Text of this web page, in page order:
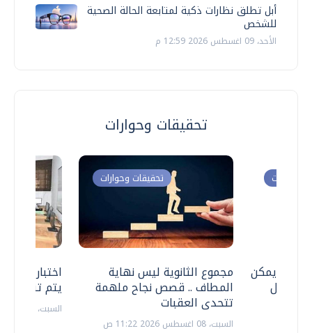
أبل تطلق نظارات ذكية لمتابعة الحالة الصحية
للشخص
الأحد، 09 اغسطس 2026 12:59 م
تحقيقات وحوارات
اختبارات
يتم
السبت، 18 يوليو 2026 09:22 ص
تحقيقات وحوارات
مجموع الثانوية ليس نهاية
المطاف .. قصص نجاح ملهمة
تتحدى العقبات
السبت، 08 اغسطس 2026 11:22 ص
وحوارات
.. هل يمكن
نتعامل